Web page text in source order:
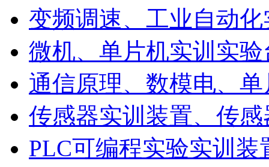
变频调速、工业自动
微机、单片机实训实验
通信原理、数模电、
传感器实训装置、传
PLC可编程实验实训装